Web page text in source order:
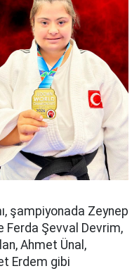
şampiyonada Zeynep
Ferda Şevval Devrim,
Ahmet Ünal,
Erdem gibi